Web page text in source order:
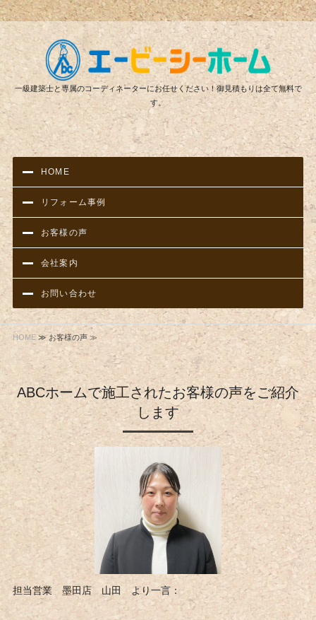
リ
一級建築士と専属のコーディネーターにお任せください！御見積もりは全て無料で
す。
HOME
リフォーム事例
お客様の声
会社案内
お問い合わせ
HOME≫ お客様の声 ≫
ABCホームで施工されたお客様の声をご紹介
します
担当営業 墨田店 山田 より一言：